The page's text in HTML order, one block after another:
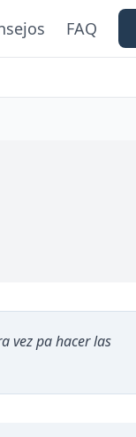
FAQ
vez pa hacer las